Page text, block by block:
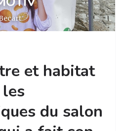
et habitat
du salon